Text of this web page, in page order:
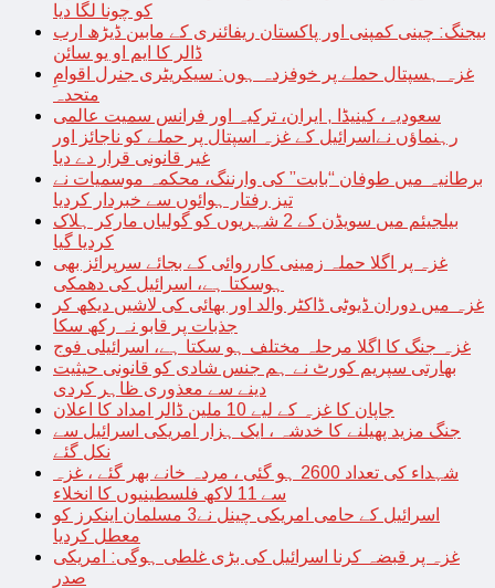
کو چونا لگا دیا
بیجنگ: چینی کمپنی اور پاکستان ریفائنری کے مابین ڈیڑھ ارب
ڈالر کا ایم او یو سائن
غزہ ہسپتال حملے پر خوفزدہ ہوں: سیکریٹری جنرل اقوامِ
متحدہ
سعودیہ، کینیڈا , ایران، ترکیہ اور فرانس سمیت عالمی
رہنماؤں نےاسرائیل کے غزہ اسپتال پر حملے کو ناجائز اور
غیر قانونی قرار دے دیا
برطانیہ میں طوفان “بابت” کی وارننگ، محکمہ موسمیات نے
تیز رفتار ہوائوں سے خبردار کردیا
بیلجیئم میں سویڈن کے 2 شہریوں کو گولیاں مارکر ہلاک
کردیا گیا
غزہ پر اگلا حملہ زمینی کارروائی کے بجائے سرپرائز بھی
ہوسکتا ہے، اسرائیل کی دھمکی
غزہ میں دوران ڈیوٹی ڈاکٹر والد اور بھائی کی لاشیں دیکھ کر
جذبات پر قابو نہ رکھ سکا
غزہ جنگ کا اگلا مرحلہ مختلف ہو سکتا ہے، اسرائیلی فوج
بھارتی سپریم کورٹ نے ہم جنس شادی کو قانونی حیثیت
دینے سے معذوری ظاہر کردی
جاپان کا غزہ کے لیے 10 ملین ڈالر امداد کا اعلان
جنگ مزید پھیلنے کا خدشہ ، ایک ہزار امریکی اسرائیل سے
نکل گئے
شہداء کی تعداد 2600 ہو گئی ، مردہ خانے بھر گئے ، غزہ
سے 11 لاکھ فلسطینیوں کا انخلاء
اسرائیل کے حامی امریکی چینل نے3 مسلمان اینکرز کو
معطل کردیا
غزہ پر قبضہ کرنا اسرائیل کی بڑی غلطی ہوگی: امریکی
صدر